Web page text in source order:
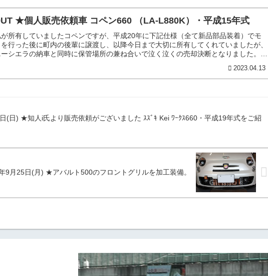
★個人販売依頼車 コペン660 （LA-L880K）・平成15年式
所有していましたコペンですが、平成20年に下記仕様（全て新品部品装着）でモ
行った後に町内の後輩に譲渡し、以降今日まで大切に所有してくれていましたが、
シエラの納車と同時に保管場所の兼ね合いで泣く泣くの売却決断となりました。■
ｋｍ／修復歴：無し。■状態：各機関良好（現不都合無し）／過走行車ではござい
こまめに（3千km毎...
2023.04.13
(日) ★知人i氏より販売依頼がございました ｽｽﾞｷ Kei ﾜｰｸｽ660・平成19年式をご紹
9月25日(月) ★アバルト500のフロントグリルを加工装備。